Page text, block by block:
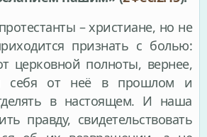
– христиане, но не
признать с болью:
церковной полноты, вернее,
себя от неё в прошлом и
в настоящем. И наша
правду, свидетельствовать